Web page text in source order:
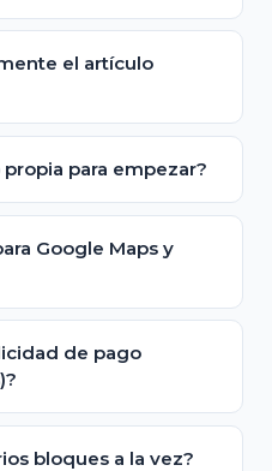
el artículo
para empezar?
Google Maps y
de pago
bloques a la vez?